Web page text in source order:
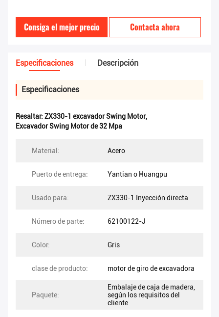
Consiga el mejor precio Contacta ahora
Especificaciones Descripción
Especificaciones
Resaltar: ZX330-1 excavador Swing Motor,
Excavador Swing Motor de 32 Mpa
Material: Acero
Puerto de entrega: Yantian o Huangpu
Usado para: ZX330-1 Inyección directa
Número de parte: 62100122-J
Color: Gris
clase de producto: motor de giro de excavadora
Paquete:
Embalaje de caja de madera,
según los requisitos del
cliente